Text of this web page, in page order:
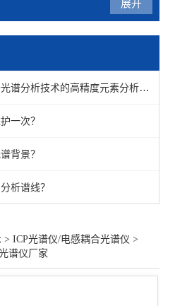
仪
全部 >>
展开
合金直读光谱仪是一种基于光谱分析技术的高精度元素分析仪器
一次？
背景？
析谱线？
>ICP光谱仪/电感耦合光谱仪 >
谱仪厂家